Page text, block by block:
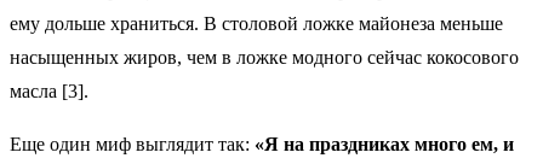
ему дольше храниться. В столовой ложке майонеза меньше
насыщенных жиров, чем в ложке модного сейчас кокосового
масла [3].
Еще один миф выглядит так: «Я на праздниках много ем, и